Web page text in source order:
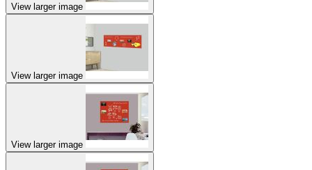
View larger image
View larger image
View larger image